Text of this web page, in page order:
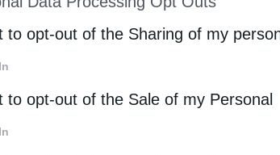
of Downstream Participantsthat may
parties.
to opt-out of the Sharing of my
to opt-out of the Sale of my Personal
προσευχόμαστε σαν τα μικρά
πονάνε.